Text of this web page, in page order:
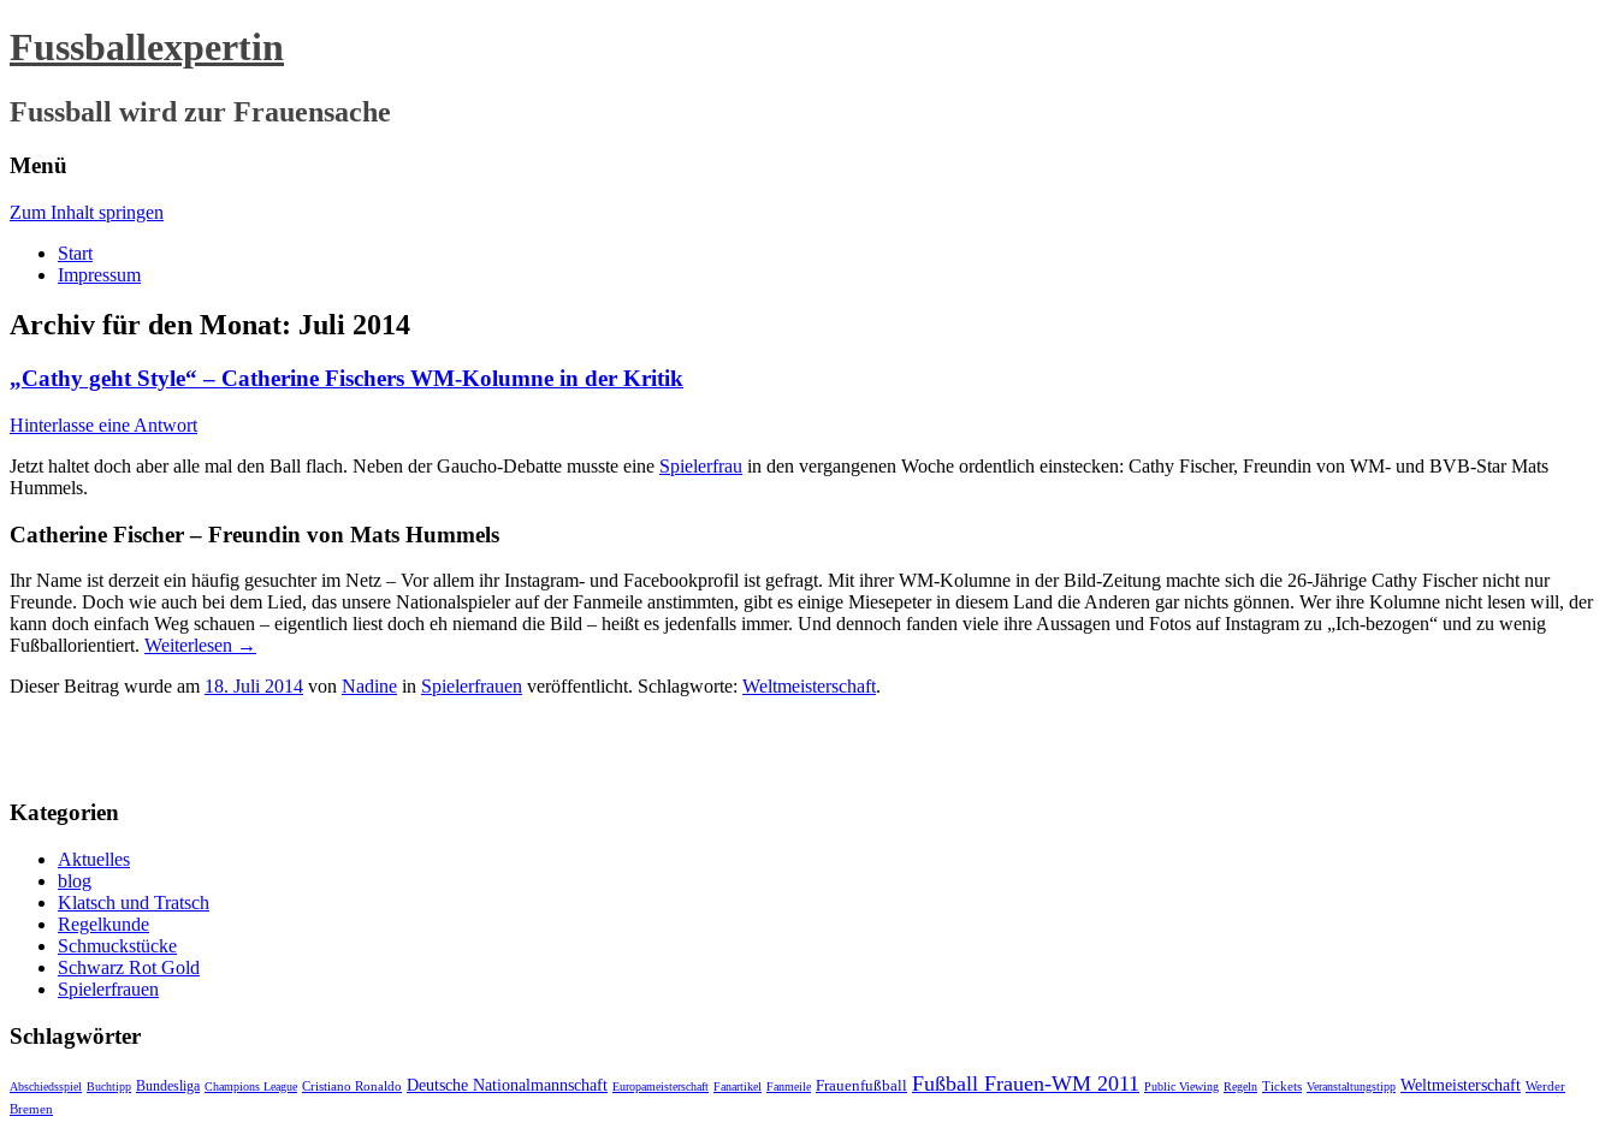
Fussballexpertin
Fussball wird zur Frauensache
Menü
Zum Inhalt springen
Start
Impressum
Archiv für den Monat: Juli 2014
„Cathy geht Style“ – Catherine Fischers WM-Kolumne in der Kritik
Hinterlasse eine Antwort
Jetzt haltet doch aber alle mal den Ball flach. Neben der Gaucho-Debatte musste eine Spielerfrau in den vergangenen Woche ordentlich einstecken: Cathy Fischer, Freundin von WM- und BVB-Star Mats
Hummels.
Catherine Fischer – Freundin von Mats Hummels
Ihr Name ist derzeit ein häufig gesuchter im Netz – Vor allem ihr Instagram- und Facebookprofil ist gefragt. Mit ihrer WM-Kolumne in der Bild-Zeitung machte sich die 26-Jährige Cathy Fischer nicht nur
Freunde. Doch wie auch bei dem Lied, das unsere Nationalspieler auf der Fanmeile anstimmten, gibt es einige Miesepeter in diesem Land die Anderen gar nichts gönnen. Wer ihre Kolumne nicht lesen will, der
kann doch einfach Weg schauen – eigentlich liest doch eh niemand die Bild – heißt es jedenfalls immer. Und dennoch fanden viele ihre Aussagen und Fotos auf Instagram zu „Ich-bezogen“ und zu wenig
Fußballorientiert. Weiterlesen →
Dieser Beitrag wurde am 18. Juli 2014 von Nadine in Spielerfrauen veröffentlicht. Schlagworte: Weltmeisterschaft.
Kategorien
Aktuelles
blog
Klatsch und Tratsch
Regelkunde
Schmuckstücke
Schwarz Rot Gold
Spielerfrauen
Schlagwörter
Abschiedsspiel Buchtipp Bundesliga Champions League Cristiano Ronaldo Deutsche Nationalmannschaft Europameisterschaft Fanartikel Fanmeile Frauenfußball Fußball Frauen-WM 2011 Public Viewing Regeln Tickets Veranstaltungstipp Weltmeisterschaft Werder
Bremen